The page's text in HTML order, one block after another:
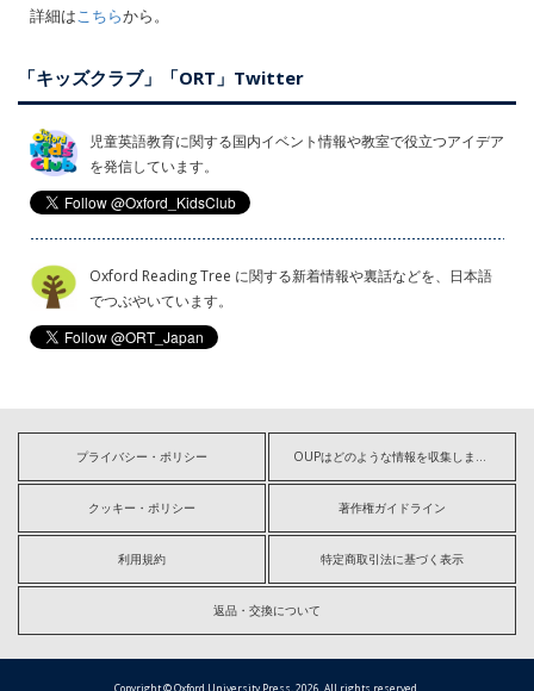
詳細は こちらから。
「キッズクラブ」「ORT」Twitter
児童英語教育に関する国内イベント情報や教室で役立つアイデア
を発信しています。
Oxford Reading Tree に関する新着情報や裏話などを、日本語
でつぶやいています。
プライバシー・ポリシー
クッキー・ポリシー 著作権ガイドライン
利用規約 特定商取引法に基づく表示
返品・交換について
Copyright © Oxford University Press, 2026. All rights reserved.